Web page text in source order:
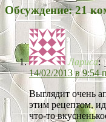
Обсуждение: 21
Лариса:
14/02/2013 в 9:54
Выглядит очень
этим рецептом,
что-то